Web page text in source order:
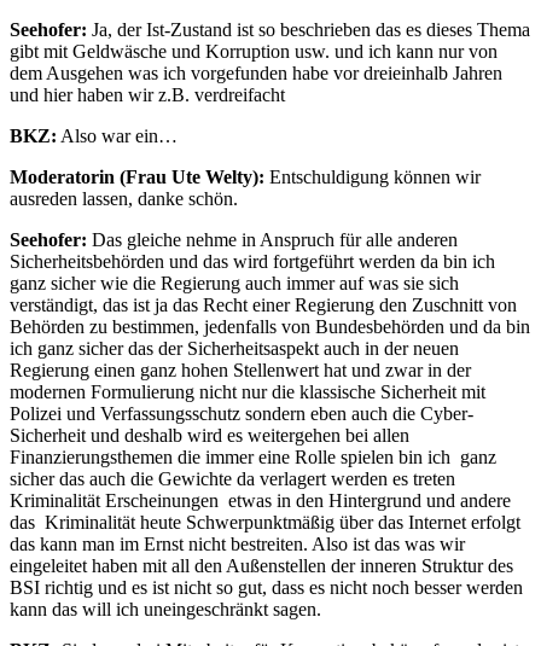
Seehofer: Ja, der Ist-Zustand ist so beschrieben das es dieses Thema
gibt mit Geldwäsche und Korruption usw. und ich kann nur von
dem Ausgehen was ich vorgefunden habe vor dreieinhalb Jahren
und hier haben wir z.B. verdreifacht
BKZ: Also war ein…
Moderatorin (Frau Ute Welty): Entschuldigung können wir
ausreden lassen, danke schön.
Seehofer: Das gleiche nehme in Anspruch für alle anderen
Sicherheitsbehörden und das wird fortgeführt werden da bin ich
ganz sicher wie die Regierung auch immer auf was sie sich
verständigt, das ist ja das Recht einer Regierung den Zuschnitt von
Behörden zu bestimmen, jedenfalls von Bundesbehörden und da bin
ich ganz sicher das der Sicherheitsaspekt auch in der neuen
Regierung einen ganz hohen Stellenwert hat und zwar in der
modernen Formulierung nicht nur die klassische Sicherheit mit
Polizei und Verfassungsschutz sondern eben auch die Cyber-
Sicherheit und deshalb wird es weitergehen bei allen
Finanzierungsthemen die immer eine Rolle spielen bin ich ganz
sicher das auch die Gewichte da verlagert werden es treten
Kriminalität Erscheinungen etwas in den Hintergrund und andere
das Kriminalität heute Schwerpunktmäßig über das Internet erfolgt
das kann man im Ernst nicht bestreiten. Also ist das was wir
eingeleitet haben mit all den Außenstellen der inneren Struktur des
BSI richtig und es ist nicht so gut, dass es nicht noch besser werden
kann das will ich uneingeschränkt sagen.